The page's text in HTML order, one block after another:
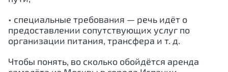
• специальные требования — речь идёт о
предоставлении сопутствующих услуг по
организации питания, трансфера и т. д.
Чтобы понять, во сколько обойдётся аренда